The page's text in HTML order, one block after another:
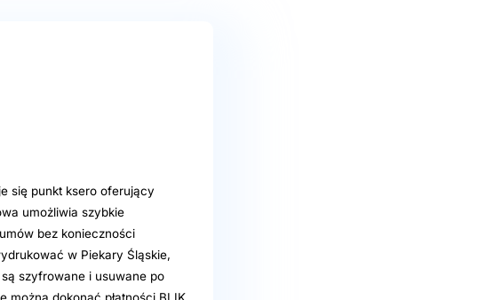
się punkt ksero oferujący
umożliwia szybkie
bez konieczności
w Piekary Śląskie,
szyfrowane i usuwane po